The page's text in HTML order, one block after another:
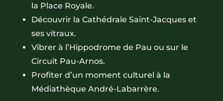
la Place Royale.
Découvrir la Cathédrale Saint-Jacques et
ses vitraux.
Vibrer à l’Hippodrome de Pau ou sur le
Circuit Pau-Arnos.
Profiter d’un moment culturel à la
Médiathèque André-Labarrère.